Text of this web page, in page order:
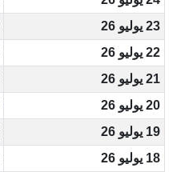
23 يوليو 26
22 يوليو 26
21 يوليو 26
20 يوليو 26
19 يوليو 26
18 يوليو 26